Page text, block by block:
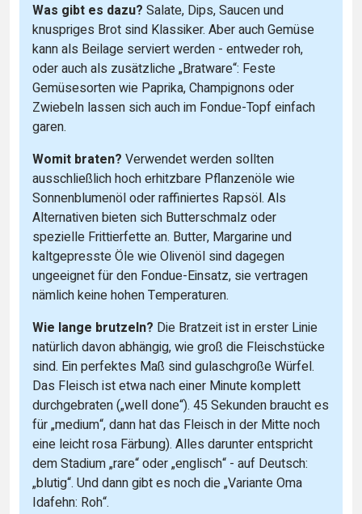
Was gibt es dazu? Salate, Dips, Saucen und
knuspriges Brot sind Klassiker. Aber auch Gemüse
kann als Beilage serviert werden - entweder roh,
oder auch als zusätzliche „Bratware“: Feste
Gemüsesorten wie Paprika, Champignons oder
Zwiebeln lassen sich auch im Fondue-Topf einfach
garen.
Womit braten? Verwendet werden sollten
ausschließlich hoch erhitzbare Pflanzenöle wie
Sonnenblumenöl oder raffiniertes Rapsöl. Als
Alternativen bieten sich Butterschmalz oder
spezielle Frittierfette an. Butter, Margarine und
kaltgepresste Öle wie Olivenöl sind dagegen
ungeeignet für den Fondue-Einsatz, sie vertragen
nämlich keine hohen Temperaturen.
Wie lange brutzeln? Die Bratzeit ist in erster Linie
natürlich davon abhängig, wie groß die Fleischstücke
sind. Ein perfektes Maß sind gulaschgroße Würfel.
Das Fleisch ist etwa nach einer Minute komplett
durchgebraten („well done“). 45 Sekunden braucht es
für „medium“, dann hat das Fleisch in der Mitte noch
eine leicht rosa Färbung). Alles darunter entspricht
dem Stadium „rare“ oder „englisch“ - auf Deutsch:
„blutig“. Und dann gibt es noch die „Variante Oma
Idafehn: Roh“.